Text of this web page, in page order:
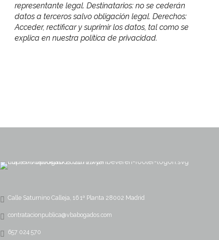
representante legal. Destinatarios: no se cederán
datos a terceros salvo obligación legal. Derechos:
Acceder, rectificar y suprimir los datos, tal como se
explica en nuestra política de privacidad.
Calle Saturnino Calleja, 16 1ª Planta 28002 Madrid
contratacionpublica@vbabogados.com
657 024 570